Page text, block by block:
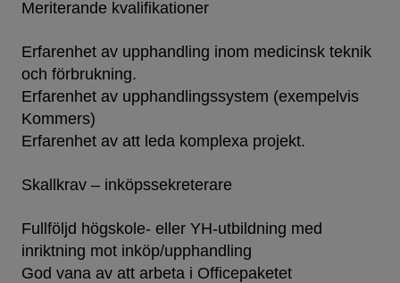
Meriterande kvalifikationer
Erfarenhet av upphandling inom medicinsk teknik
och förbrukning.
Erfarenhet av upphandlingssystem (exempelvis
Kommers)
Erfarenhet av att leda komplexa projekt.
Skallkrav – inköpssekreterare
Fullföljd högskole- eller YH-utbildning med
inriktning mot inköp/upphandling
God vana av att arbeta i Officepaketet